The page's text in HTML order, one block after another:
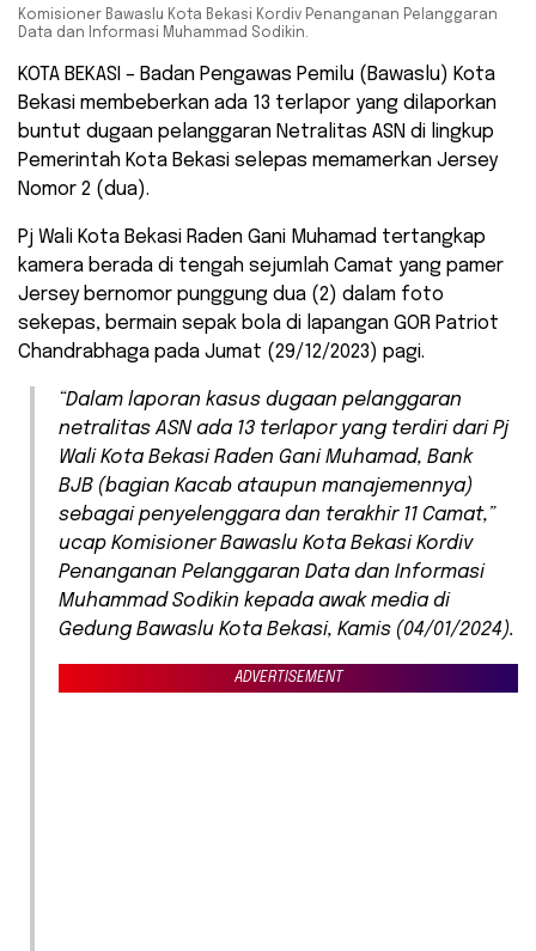
Komisioner Bawaslu Kota Bekasi Kordiv Penanganan Pelanggaran
Data dan Informasi Muhammad Sodikin.
KOTA BEKASI – Badan Pengawas Pemilu (Bawaslu) Kota
Bekasi membeberkan ada 13 terlapor yang dilaporkan
buntut dugaan pelanggaran Netralitas ASN di lingkup
Pemerintah Kota Bekasi selepas memamerkan Jersey
Nomor 2 (dua).
Pj Wali Kota Bekasi Raden Gani Muhamad tertangkap
kamera berada di tengah sejumlah Camat yang pamer
Jersey bernomor punggung dua (2) dalam foto
sekepas, bermain sepak bola di lapangan GOR Patriot
Chandrabhaga pada Jumat (29/12/2023) pagi.
“Dalam laporan kasus dugaan pelanggaran
netralitas ASN ada 13 terlapor yang terdiri dari Pj
Wali Kota Bekasi Raden Gani Muhamad, Bank
BJB (bagian Kacab ataupun manajemennya)
sebagai penyelenggara dan terakhir 11 Camat,”
ucap Komisioner Bawaslu Kota Bekasi Kordiv
Penanganan Pelanggaran Data dan Informasi
Muhammad Sodikin kepada awak media di
Gedung Bawaslu Kota Bekasi, Kamis (04/01/2024).
ADVERTISEMENT